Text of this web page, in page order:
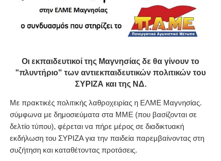
Οι εκπαιδευτικοί της Μαγνησίας δε θα γίνουν το
"πλυντήριο" των αντιεκπαιδευτικών πολιτικών του
ΣΥΡΙΖΑ και της ΝΔ.
Με πρακτικές πολιτικής λαθροχειρίας η ΕΛΜΕ Μαγνησίας.
σύμφωνα με δημοσιεύματα στα ΜΜΕ (που βασίζονται σε
δελτίο τύπου), φέρεται να πήρε μέρος σε διαδικτυακή
εκδήλωση του ΣΥΡΙΖΑ για την παιδεία παρεμβαίνοντας στη
συζήτηση και καταθέτοντας προτάσεις.